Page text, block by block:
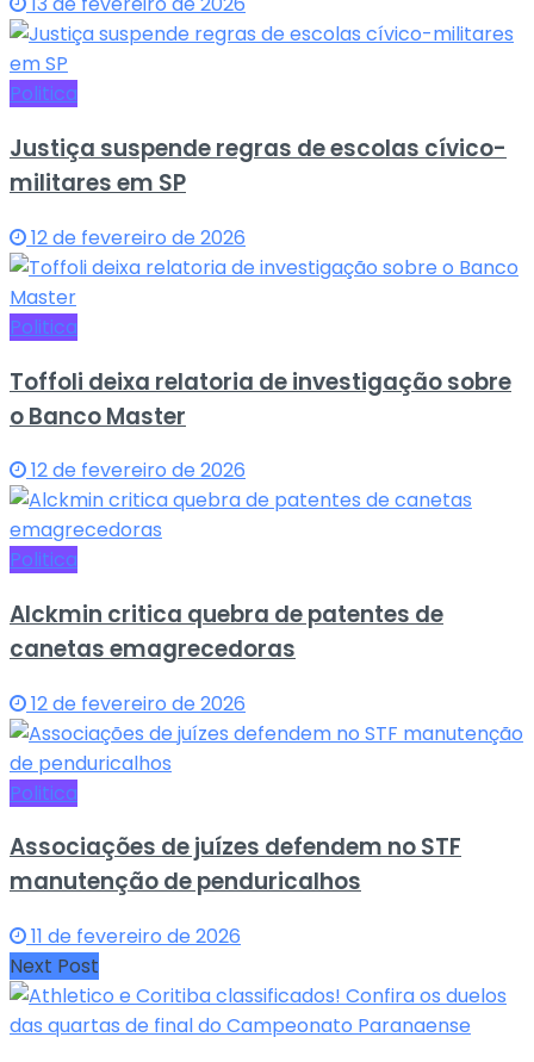
Politica
Justiça suspende regras de escolas cívico-
militares em SP
12 de fevereiro de 2026
Politica
Toffoli deixa relatoria de investigação sobre
o Banco Master
12 de fevereiro de 2026
Politica
Alckmin critica quebra de patentes de
canetas emagrecedoras
12 de fevereiro de 2026
Politica
Associações de juízes defendem no STF
manutenção de penduricalhos
11 de fevereiro de 2026
Next Post